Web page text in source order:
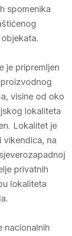
spomenika
je pripremljen
visine od oko
lokaliteta
Lokalitet je
vikendica, na
privatnih
lokaliteta
nacionalnih